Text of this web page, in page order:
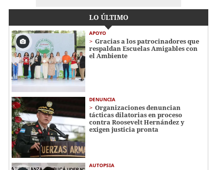
LO ÚLTIMO
APOYO
Gracias a los patrocinadores que
respaldan Escuelas Amigables con
el Ambiente
DENUNCIA
Organizaciones denuncian
tácticas dilatorias en proceso
contra Roosevelt Hernández y
exigen justicia pronta
AUTOPSIA